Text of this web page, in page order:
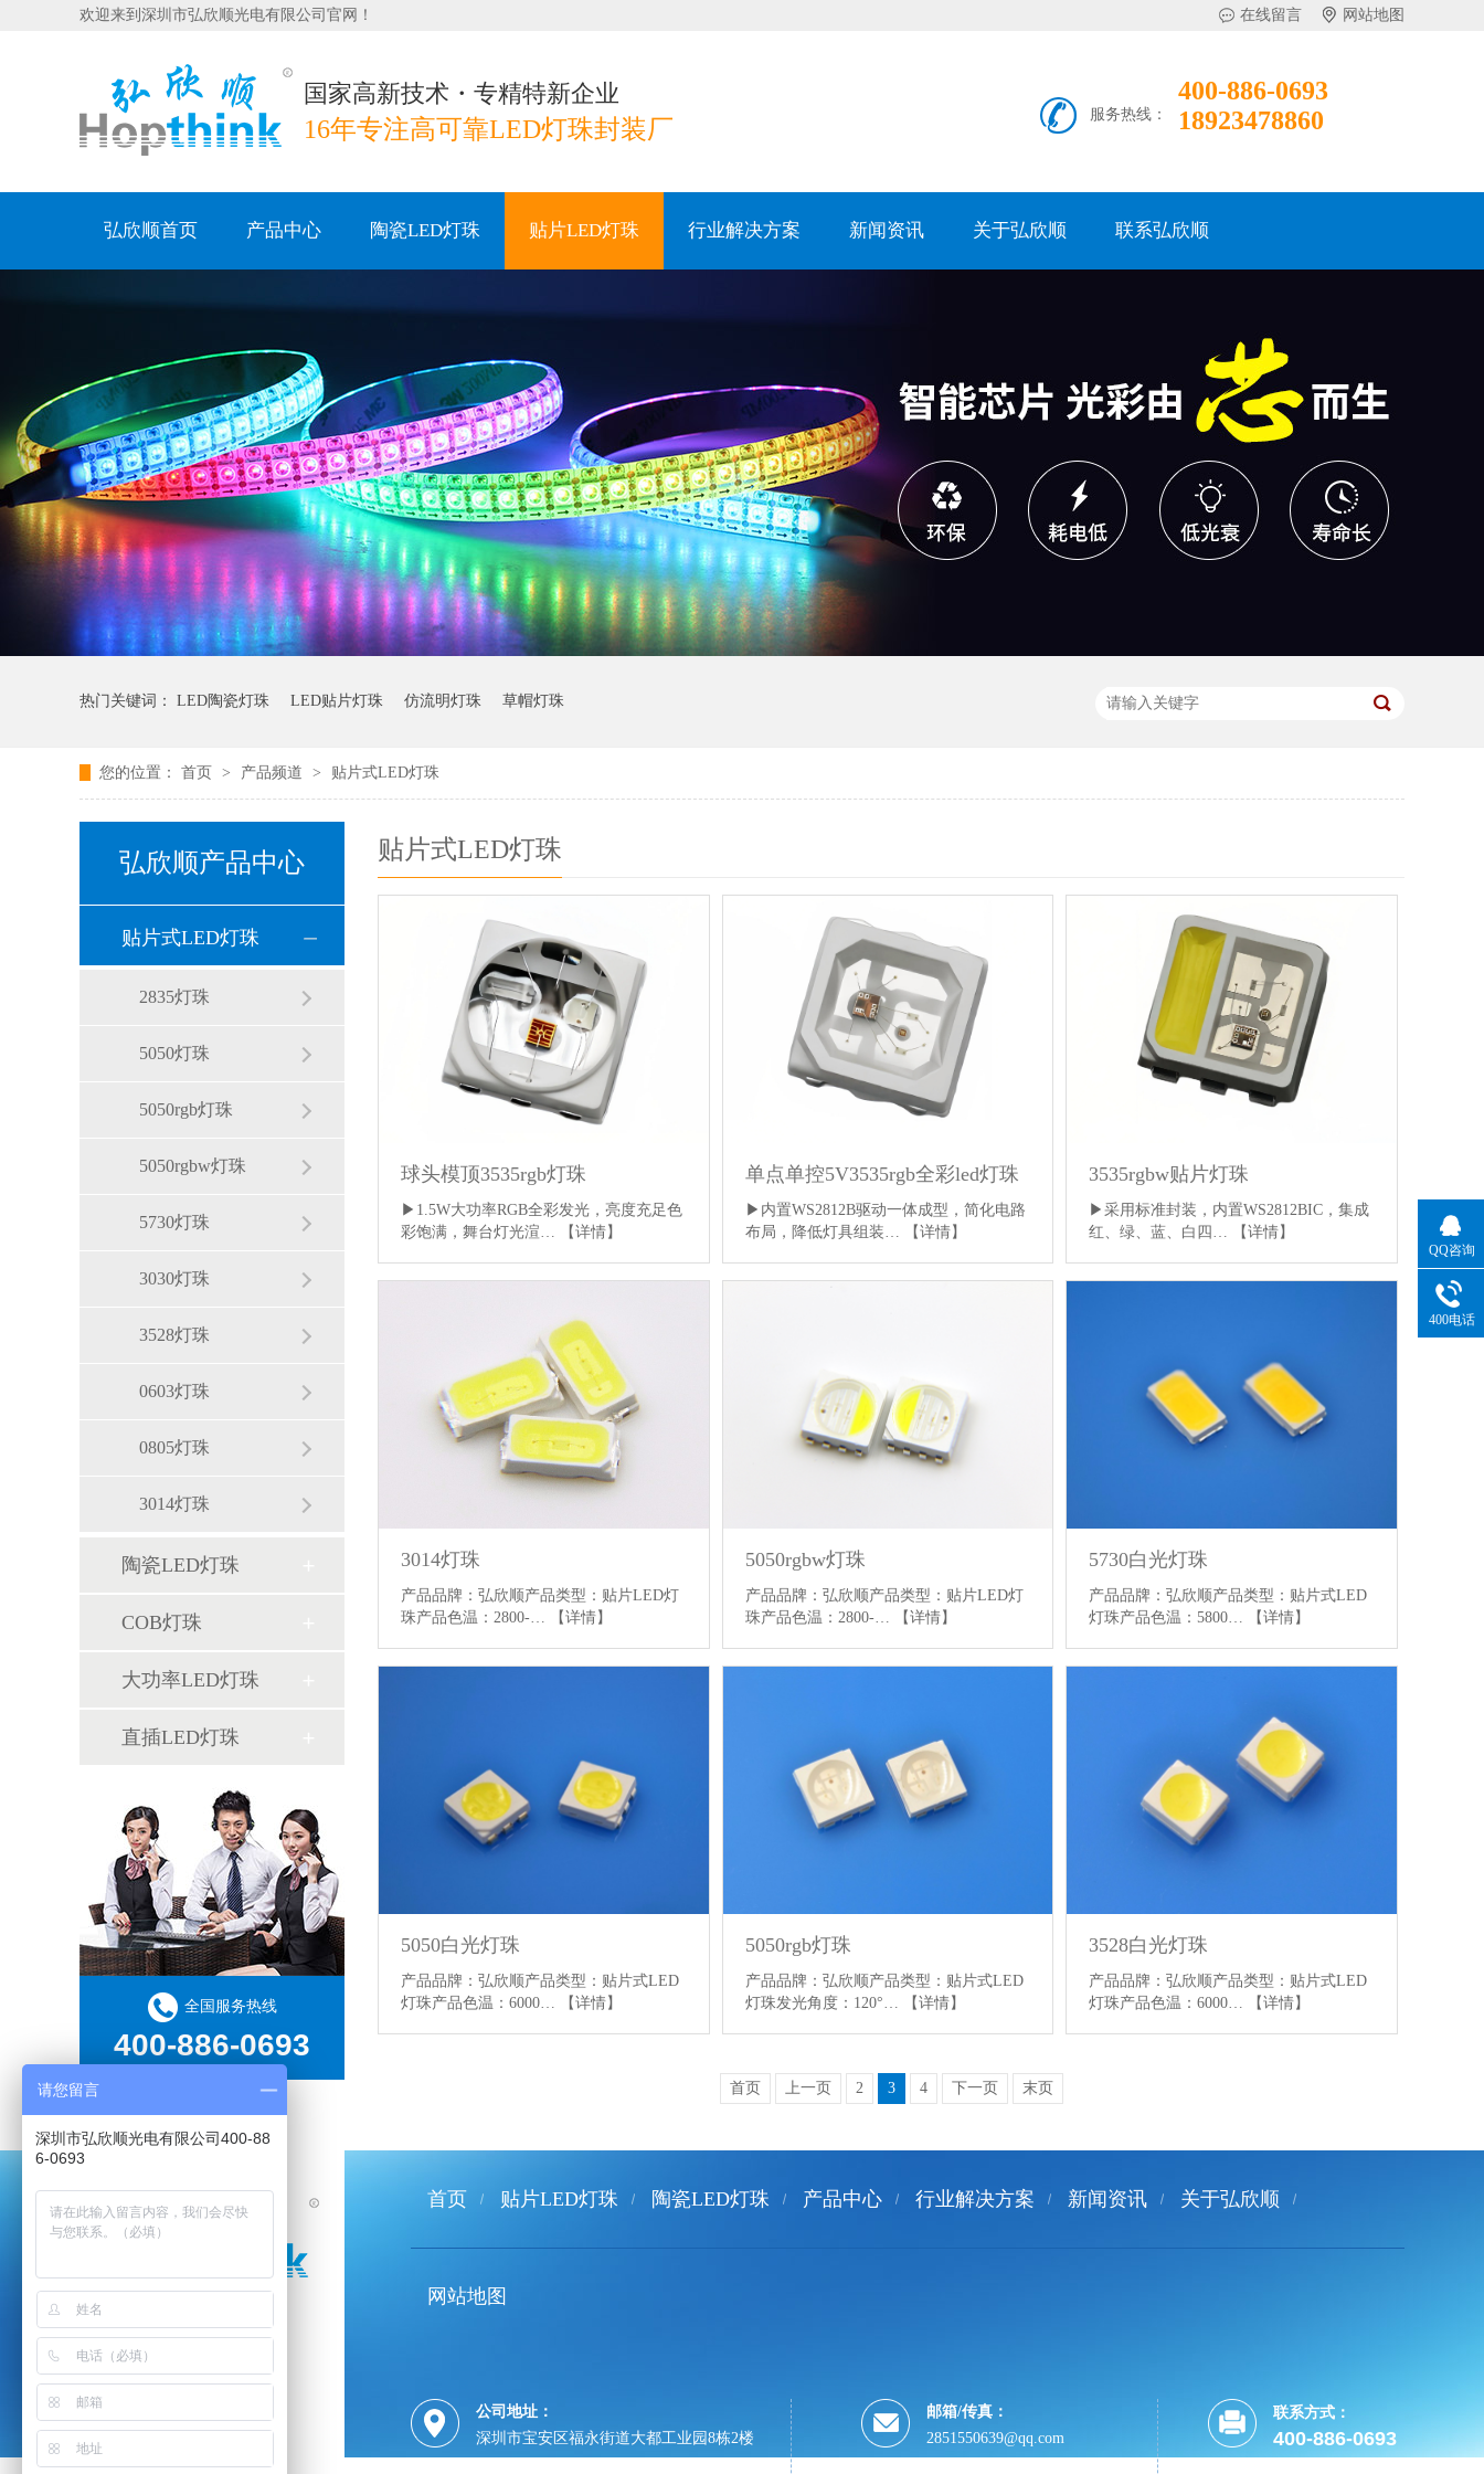
在线留言 网站地图
欢迎来到深圳市弘欣顺光电有限公司官网！
国家高新技术・专精特新企业
16年专注高可靠LED灯珠封装厂
服务热线：
400-886-0693
18923478860
弘欣顺首页 产品中心 陶瓷LED灯珠 贴片LED灯珠 行业解决方案 新闻资讯 关于弘欣顺 联系弘欣顺
热门关键词： LED陶瓷灯珠 LED贴片灯珠 仿流明灯珠 草帽灯珠
您的位置： 首页 > 产品频道 > 贴片式LED灯珠
弘欣顺产品中心
贴片式LED灯珠
2835灯珠
5050灯珠
5050rgb灯珠
5050rgbw灯珠
5730灯珠
3030灯珠
3528灯珠
0603灯珠
0805灯珠
3014灯珠
陶瓷LED灯珠
COB灯珠
大功率LED灯珠
直插LED灯珠
全国服务热线
400-886-0693
贴片式LED灯珠
球头模顶3535rgb灯珠
▶1.5W大功率RGB全彩发光，亮度充足色
彩饱满，舞台灯光渲…
【详情】
单点单控5V3535rgb全彩led灯珠
▶内置WS2812B驱动一体成型，简化电路
布局，降低灯具组装…
【详情】
3535rgbw贴片灯珠
▶采用标准封装，内置WS2812BIC，集成
红、绿、蓝、白四…
【详情】
3014灯珠
产品品牌：弘欣顺产品类型：贴片LED灯
珠产品色温：2800-…
【详情】
5050rgbw灯珠
产品品牌：弘欣顺产品类型：贴片LED灯
珠产品色温：2800-…
【详情】
5730白光灯珠
产品品牌：弘欣顺产品类型：贴片式LED
灯珠产品色温：5800…
【详情】
5050白光灯珠
产品品牌：弘欣顺产品类型：贴片式LED
灯珠产品色温：6000…
【详情】
5050rgb灯珠
产品品牌：弘欣顺产品类型：贴片式LED
灯珠发光角度：120°…
【详情】
3528白光灯珠
产品品牌：弘欣顺产品类型：贴片式LED
灯珠产品色温：6000…
【详情】
首页 上一页 2 3 4 下一页 末页
首页 贴片LED灯珠 陶瓷LED灯珠 产品中心 行业解决方案 新闻资讯 关于弘欣顺
网站地图
公司地址：
深圳市宝安区福永街道大都工业园8栋2楼
邮箱/传真：
2851550639@qq.com
联系方式：
400-886-0693
18923478860
QQ咨询
400电话
请您留言
深圳市弘欣顺光电有限公司400-88
6-0693